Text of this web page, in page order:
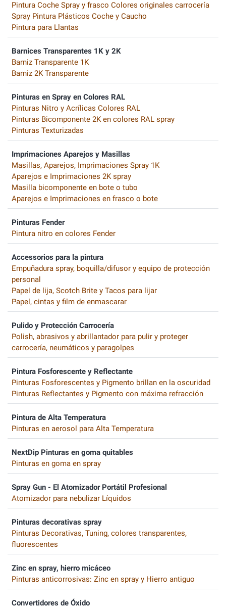
Pintura Coche Spray y frasco Colores originales carrocería
Spray Pintura Plásticos Coche y Caucho
Pintura para Llantas
Barnices Transparentes 1K y 2K
Barniz Transparente 1K
Barniz 2K Transparente
Pinturas en Spray en Colores RAL
Pinturas Nitro y Acrílicas Colores RAL
Pinturas Bicomponente 2K en colores RAL spray
Pinturas Texturizadas
Imprimaciones Aparejos y Masillas
Masillas, Aparejos, Imprimaciones Spray 1K
Aparejos e Imprimaciones 2K spray
Masilla bicomponente en bote o tubo
Aparejos e Imprimaciones en frasco o bote
Pinturas Fender
Pintura nitro en colores Fender
Accessorios para la pintura
Empuñadura spray, boquilla/difusor y equipo de protección
personal
Papel de lija, Scotch Brite y Tacos para lijar
Papel, cintas y film de enmascarar
Pulido y Protección Carrocería
Polish, abrasivos y abrillantador para pulir y proteger
carrocería, neumáticos y paragolpes
Pintura Fosforescente y Reflectante
Pinturas Fosforescentes y Pigmento brillan en la oscuridad
Pinturas Reflectantes y Pigmento con máxima refracción
Pintura de Alta Temperatura
Pinturas en aerosol para Alta Temperatura
NextDip Pinturas en goma quitables
Pinturas en goma en spray
Spray Gun - El Atomizador Portátil Profesional
Atomizador para nebulizar Líquidos
Pinturas decorativas spray
Pinturas Decorativas, Tuning, colores transparentes,
fluorescentes
Zinc en spray, hierro micáceo
Pinturas anticorrosivas: Zinc en spray y Hierro antiguo
Convertidores de Óxido